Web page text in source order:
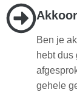
Ben je
hebt dus
gehele